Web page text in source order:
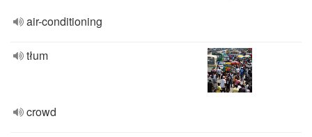
air-conditioning
tłum
crowd